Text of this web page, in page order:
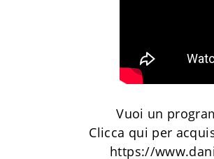
Vuoi un
Clicca qui per
https://